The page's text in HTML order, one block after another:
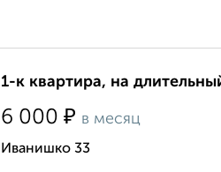
1-к квартира, на
6 000 ₽ в месяц
Иванишко 33